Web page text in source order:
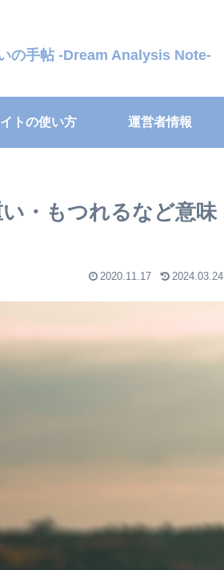
の手帖 -Dream Analysis Note-
トの使い方 運営者情報
・もつれるなど意味
2020.11.17 2024.03.24